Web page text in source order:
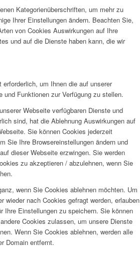
Kategorienüberschriften, um mehr zu
Ihrer Einstellungen ändern. Beachten Sie,
von Cookies Auswirkungen auf Ihre
und auf die Dienste haben kann, die wir
um Ihnen die auf unserer
und Funktionen zur Verfügung zu stellen.
Webseite verfügbaren Dienste und
sind, hat die Ablehnung Auswirkungen auf
Sie können Cookies jederzeit
Sie Ihre Browsereinstellungen ändern und
dieser Webseite erzwingen. Sie werden
zu akzeptieren / abzulehnen, wenn Sie
wenn Sie Cookies ablehnen möchten. Um
wieder nach Cookies gefragt werden, erlauben
Ihre Einstellungen zu speichern. Sie können
Cookies zulassen, um unsere Dienste
Wenn Sie Cookies ablehnen, werden alle
Domain entfernt.